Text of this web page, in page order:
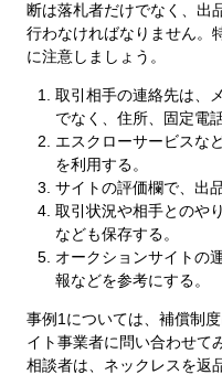
断は落札者だけでなく、出
行わなければなりません。
に注意しましょう。
取引相手の連絡先は、
でなく、住所、固定電
エスクローサービスな
を利用する。
サイトの評価欄で、出
取引状況や相手とのや
なども保存する。
オークションサイトの
報などを参考にする。
事例1については、補償制
イト事業者に問い合わせて
相談者は、ネックレスを返